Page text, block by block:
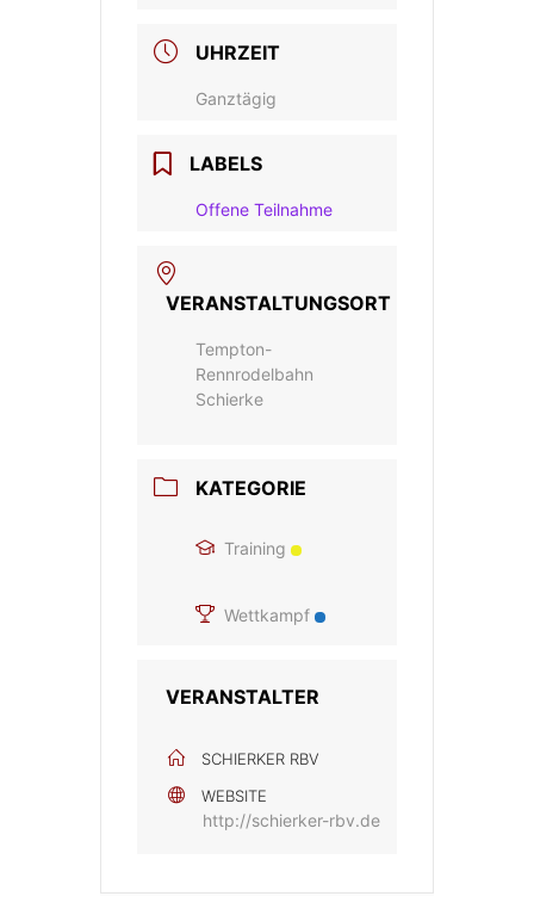
UHRZEIT
Ganztägig
LABELS
Offene Teilnahme
VERANSTALTUNGSORT
Tempton-
Rennrodelbahn
Schierke
KATEGORIE
Training
Wettkampf
VERANSTALTER
SCHIERKER RBV
WEBSITE
http://schierker-rbv.de